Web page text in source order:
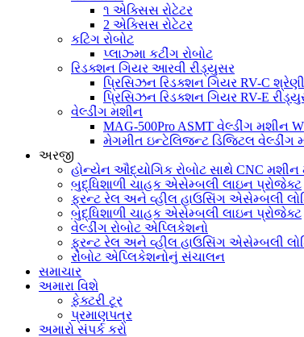
૧ એક્સિસ રોટેટર
2 એક્સિસ રોટેટર
કટિંગ રોબોટ
પ્લાઝ્મા કટીંગ રોબોટ
રિડક્શન ગિયર આરવી રીડ્યુસર
પ્રિસિઝન રિડક્શન ગિયર RV-C શ્રેણી
પ્રિસિઝન રિડક્શન ગિયર RV-E
વેલ્ડીંગ મશીન
MAG-500Pro ASMT વેલ્ડીંગ મશીન
મેગમીત ઇન્ટેલિજન્ટ ડિજિટલ વેલ્ડીંગ
અરજી
હોન્યેન ઔદ્યોગિક રોબોટ સાથે CNC
બુદ્ધિશાળી ચાહક એસેમ્બલી લાઇન પ્રોજેક્ટ
ફ્રન્ટ રેલ અને વ્હીલ હાઉસિંગ એસેમ્બલી
બુદ્ધિશાળી ચાહક એસેમ્બલી લાઇન પ્રોજેક્ટ
વેલ્ડીંગ રોબોટ એપ્લિકેશનો
ફ્રન્ટ રેલ અને વ્હીલ હાઉસિંગ એસેમ્બલી
રોબોટ એપ્લિકેશનોનું સંચાલન
સમાચાર
અમારા વિશે
ફેક્ટરી ટૂર
પ્રમાણપત્ર
અમારો સંપર્ક કરો